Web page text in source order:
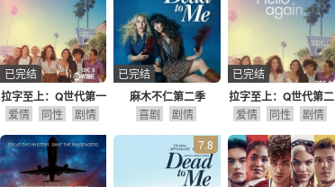
拉字至上：Q世代第一
季
已完结
爱情 同性 剧情
麻木不仁第二季
已完结
喜剧 剧情
拉字至上：Q世代第二
季
已完结
爱情 同性 剧情
7.8